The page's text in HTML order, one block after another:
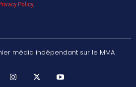
Policy.
média indépendant sur le MMA